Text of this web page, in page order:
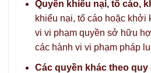
Quyền khiếu nại, tố cáo,
khiếu nại, tố cáo hoặc khởi
vi vi phạm quyền sở hữu
các hành vi vi phạm pháp
Các quyền khác theo quy